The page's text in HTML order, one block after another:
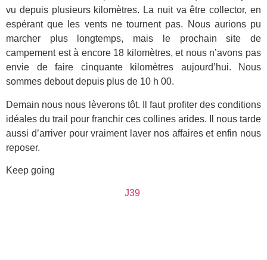
vu depuis plusieurs kilomètres. La nuit va être collector, en
espérant que les vents ne tournent pas. Nous aurions pu
marcher plus longtemps, mais le prochain site de
campement est à encore 18 kilomètres, et nous n’avons pas
envie de faire cinquante kilomètres aujourd’hui. Nous
sommes debout depuis plus de 10 h 00.
Demain nous nous lèverons tôt. Il faut profiter des conditions
idéales du trail pour franchir ces collines arides. Il nous tarde
aussi d’arriver pour vraiment laver nos affaires et enfin nous
reposer.
Keep going
J39